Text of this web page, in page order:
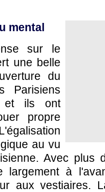
mental
sur le
une belle
du
Parisiens
et ils ont
propre
au vu
Avec plus
largement à
aux vestiaires.